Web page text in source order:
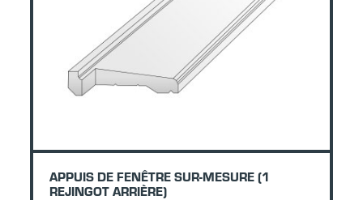
APPUIS DE FENÊTRE SUR-MESURE (1
REJINGOT ARRIÈRE)